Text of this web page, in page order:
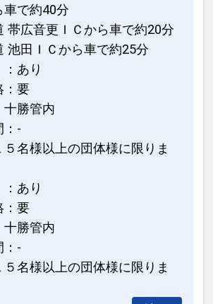
で約40分
帯広音更ＩＣから車で約20分
池田ＩＣから車で約25分
あり
：要
十勝管内
：-
名様以上の団体様に限りま
あり
：要
十勝管内
：-
名様以上の団体様に限りま